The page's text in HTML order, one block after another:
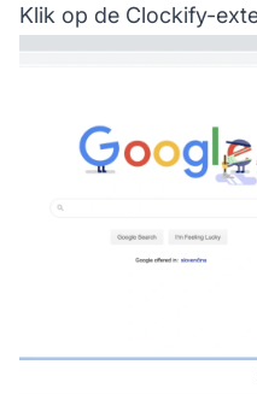
Klik op de Clockify-